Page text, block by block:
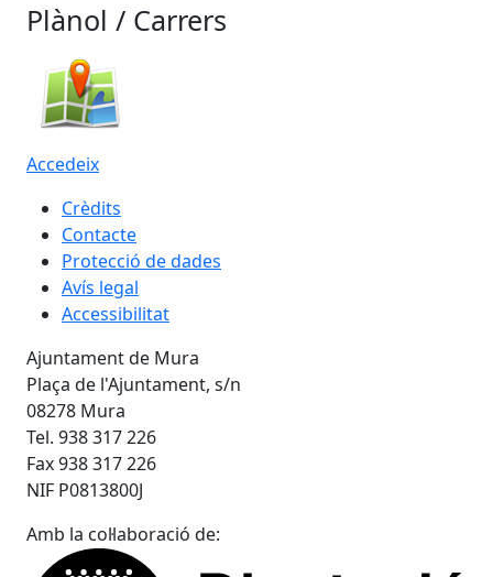
Plànol / Carrers
Accedeix
Crèdits
Contacte
Protecció de dades
Avís legal
Accessibilitat
Ajuntament de Mura
Plaça de l'Ajuntament, s/n
08278 Mura
Tel. 938 317 226
Fax 938 317 226
NIF P0813800J
Amb la col·laboració de: